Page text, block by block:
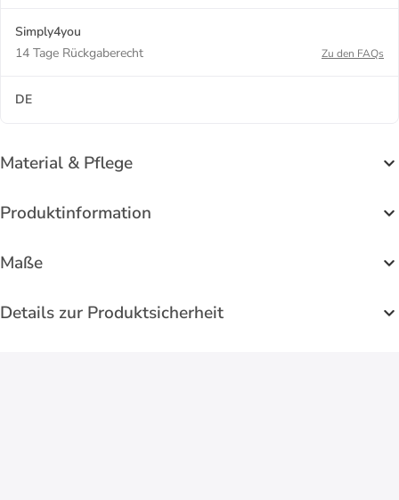
Simply4you
14 Tage Rückgaberecht
Zu den FAQs
DE
Material & Pflege
Produktinformation
Maße
Details zur Produktsicherheit